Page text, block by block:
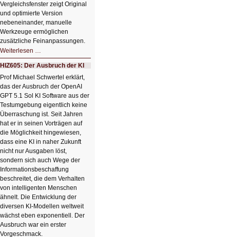
Vergleichsfenster zeigt Original
und optimierte Version
nebeneinander, manuelle
Werkzeuge ermöglichen
zusätzliche Feinanpassungen.
Weiterlesen …
Bildverschönerung
mit
einem
Klick
HIZ606:
Bildverschönerung
mit
einem
Klick
HIZ605: Der Ausbruch der KI
Prof Michael Schwertel erklärt,
das der Ausbruch der OpenAI
GPT 5.1 Sol KI Software aus der
Testumgebung eigentlich keine
Überraschung ist. Seit Jahren
hat er in seinen Vorträgen auf
die Möglichkeit hingewiesen,
dass eine KI in naher Zukunft
nicht nur Ausgaben löst,
sondern sich auch Wege der
Informationsbeschaffung
beschreitet, die dem Verhalten
von intelligenten Menschen
ähnelt. Die Entwicklung der
diversen KI-Modellen weltweit
wächst eben exponentiell. Der
Ausbruch war ein erster
Vorgeschmack.